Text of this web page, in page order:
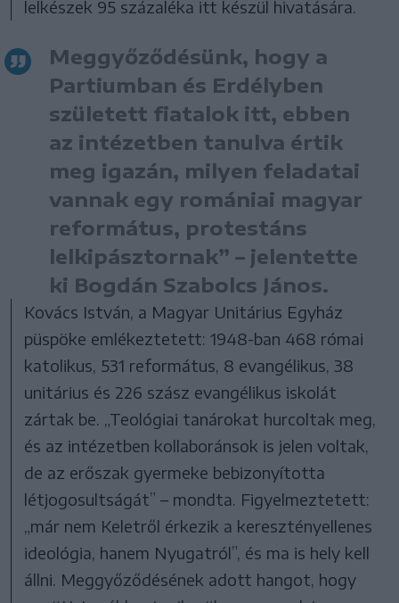
lelkészek 95 százaléka itt készül hivatására.
Meggyőződésünk, hogy a
Partiumban és Erdélyben
született fiatalok itt, ebben
az intézetben tanulva értik
meg igazán, milyen feladatai
vannak egy romániai magyar
református, protestáns
lelkipásztornak” – jelentette
ki Bogdán Szabolcs János.
Kovács István, a Magyar Unitárius Egyház
püspöke emlékeztetett: 1948-ban 468 római
katolikus, 531 református, 8 evangélikus, 38
unitárius és 226 szász evangélikus iskolát
zártak be. „Teológiai tanárokat hurcoltak meg,
és az intézetben kollaboránsok is jelen voltak,
de az erőszak gyermeke bebizonyította
létjogosultságát” – mondta. Figyelmeztetett:
„már nem Keletről érkezik a keresztényellenes
ideológia, hanem Nyugatról”, és ma is hely kell
állni. Meggyőződésének adott hangot, hogy